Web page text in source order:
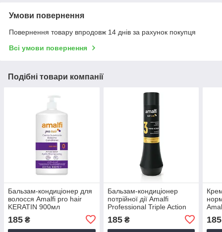
Умови повернення
Повернення товару впродовж 14 днів за рахунок покупця
Всі умови повернення
Подібні товари компанії
Бальзам-кондиціонер для
волосся Amalfi pro hair
KERATIN 900мл
185 ₴
Бальзам-кондиціонер
потрійної дії Amalfi
Professional Triple Action
185₴ 185